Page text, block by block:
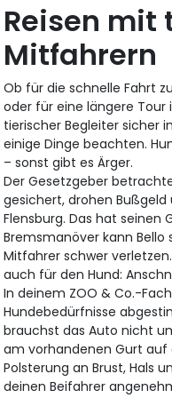
Reisen mit
Mitfahrern
Ob für die schnelle Fahrt
oder für eine längere
tierischer Begleiter sicher
einige Dinge beachten.
– sonst gibt es Ärger.
Der Gesetzgeber
gesichert, drohen
Flensburg. Das hat seinen
Bremsmanöver kann
Mitfahrer schwer
auch für den Hund:
In deinem ZOO & Co.-
Hundebedürfnisse
brauchst das Auto nicht
am vorhandenen Gurt auf
Polsterung an Brust, Hals
deinen Beifahrer